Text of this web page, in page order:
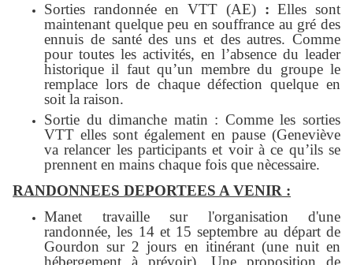
Sorties randonnée en VTT (AE):Elles sont
maintenant quelque peu en souffrance au gré des
ennuis de santé des uns et des autres. Comme
pour toutes les activités, en l’absence du leader
historique il faut qu’un membre du groupe le
remplace lors de chaque défection quelqueen
soit la raison.
Sortie du dimanche matin : Comme les sorties
VTT elles sont également en pause (Geneviève
va relancer les participants et voir à ce qu’ils se
prennent en mains chaque fois que nècessaire.
RANDONNEES DEPORTEES A VENIR :
Manet travaille sur l'organisation d'une
randonnée, les 14 et 15 septembre au départ de
Gourdon sur 2 jours en itinérant (une nuit en
hébergement à prévoir). Une proposition de